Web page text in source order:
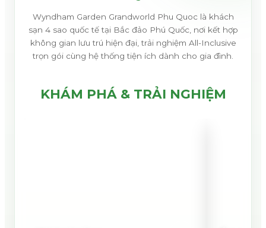
Wyndham Garden Grandworld Phu Quoc là khách
sạn 4 sao quốc tế tại Bắc đảo Phú Quốc, nơi kết hợp
không gian lưu trú hiện đại, trải nghiệm All-Inclusive
trọn gói cùng hệ thống tiện ích dành cho gia đình.
KHÁM PHÁ & TRẢI NGHIỆM